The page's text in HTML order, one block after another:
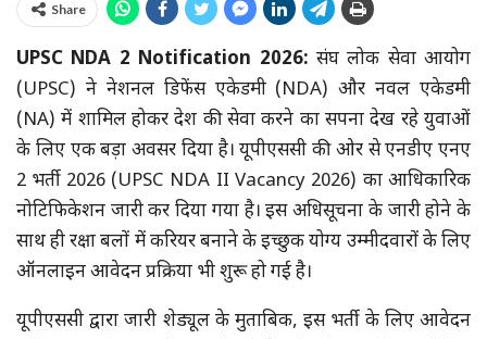
Share
UPSC NDA 2 Notification 2026: संघ लोक सेवा आयोग
(UPSC) ने नेशनल डिफेंस एकेडमी (NDA) और नवल एकेडमी
(NA) में शामिल होकर देश की सेवा करने का सपना देख रहे युवाओं
के लिए एक बड़ा अवसर दिया है। यूपीएससी की ओर से एनडीए एनए
2 भर्ती 2026 (UPSC NDA II Vacancy 2026) का आधिकारिक
नोटिफिकेशन जारी कर दिया गया है। इस अधिसूचना के जारी होने के
साथ ही रक्षा बलों में करियर बनाने के इच्छुक योग्य उम्मीदवारों के लिए
ऑनलाइन आवेदन प्रक्रिया भी शुरू हो गई है।
यूपीएससी द्वारा जारी शेड्यूल के मुताबिक, इस भर्ती के लिए आवेदन